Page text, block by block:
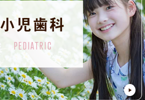
小児歯科
PEDIATRIC